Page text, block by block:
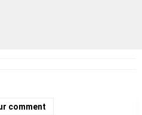
comment